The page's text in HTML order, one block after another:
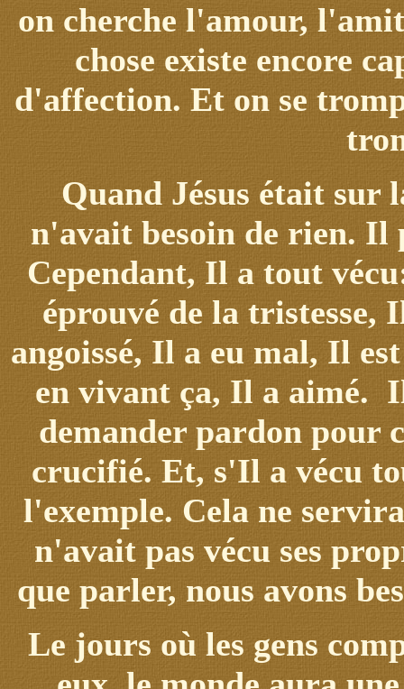
on cherche l'amour,
chose existe encore
d'affection. Et on se
Quand Jésus était
n'avait besoin de rien.
Cependant, Il a tout
éprouvé de la
angoissé, Il a eu mal, Il
en vivant ça, Il a aimé.
demander pardon pour
crucifié. Et, s'Il a vécu
l'exemple. Cela ne
n'avait pas vécu ses
que parler, nous avons
Le jours où les gens